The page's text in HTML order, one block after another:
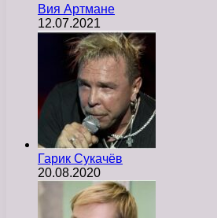
Вия Артмане
12.07.2021
Гарик Сукачёв
20.08.2020